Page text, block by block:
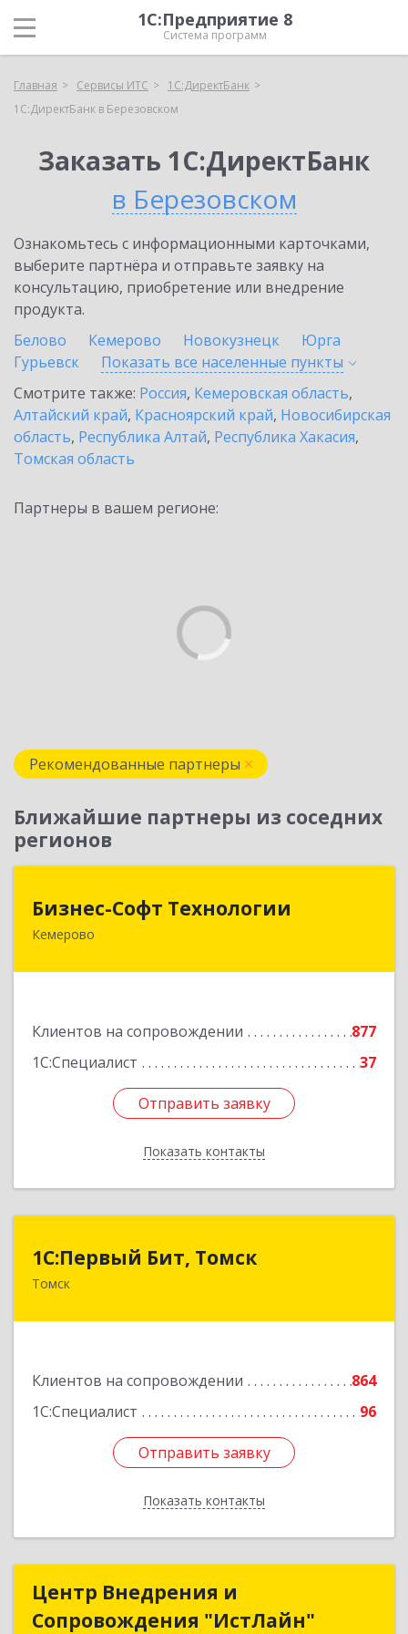
1С:Предприятие 8
Система программ
Главная Сервисы ИТС
1С:ДиректБанк
1С:ДиректБанк в Березовском
Заказать 1С:ДиректБанк
в Березовском
Ознакомьтесь с информационными карточками,
выберите партнёра и отправьте заявку на
консультацию, приобретение или внедрение
продукта.
Белово
Кемерово Новокузнецк
Юрга
Гурьевск
Показать все населенные пункты
Смотрите также: Россия, Кемеровская область,
Алтайский край, Красноярский край, Новосибирская
область, Республика Алтай, Республика Хакасия,
Томская область
Партнеры в вашем регионе:
Рекомендованные партнеры
Ближайшие партнеры из соседних
регионов
Бизнес-Софт Технологии
Кемерово
Клиентов на сопровождении
877
1С:Специалист
37
Отправить заявку
Показать контакты
Бизнес-Софт Технологии
650992, Кемеровская область - Кузбасс обл,
Отправить заявку
Назад
1С:Первый Бит, Томск
Томск
Клиентов на сопровождении
864
1С:Специалист
96
Отправить заявку
Показать контакты
634041, Томская обл, Томск г, Кирова пр-кт,
Отправить заявку
Назад
Центр Внедрения и
Сопровождения "ИстЛайн"
Центр Внедрения и
Сопровождения "ИстЛайн"